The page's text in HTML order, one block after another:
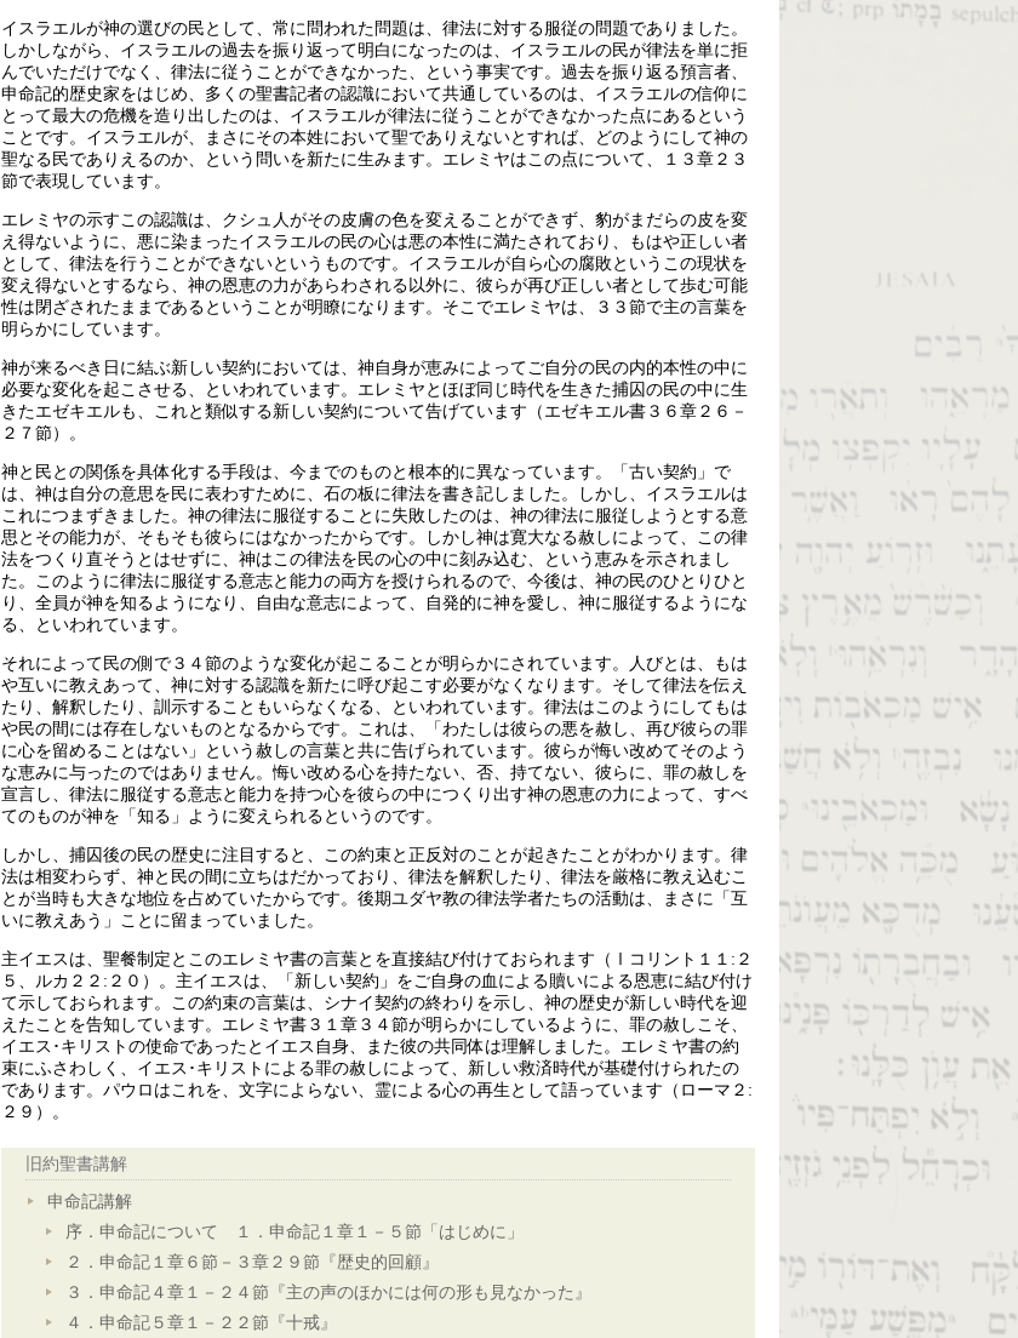
イスラエルが神の選びの民として、常に問われた問題は、律法に対する服従の問題でありました。
しかしながら、イスラエルの過去を振り返って明白になったのは、イスラエルの民が律法を単に拒
んでいただけでなく、律法に従うことができなかった、という事実です。過去を振り返る預言者、
申命記的歴史家をはじめ、多くの聖書記者の認識において共通しているのは、イスラエルの信仰に
とって最大の危機を造り出したのは、イスラエルが律法に従うことができなかった点にあるという
ことです。イスラエルが、まさにその本姓において聖でありえないとすれば、どのようにして神の
聖なる民でありえるのか、という問いを新たに生みます。エレミヤはこの点について、１３章２３
節で表現しています。
エレミヤの示すこの認識は、クシュ人がその皮膚の色を変えることができず、豹がまだらの皮を変
え得ないように、悪に染まったイスラエルの民の心は悪の本性に満たされており、もはや正しい者
として、律法を行うことができないというものです。イスラエルが自ら心の腐敗というこの現状を
変え得ないとするなら、神の恩恵の力があらわされる以外に、彼らが再び正しい者として歩む可能
性は閉ざされたままであるということが明瞭になります。そこでエレミヤは、３３節で主の言葉を
明らかにしています。
神が来るべき日に結ぶ新しい契約においては、神自身が恵みによってご自分の民の内的本性の中に
必要な変化を起こさせる、といわれています。エレミヤとほぼ同じ時代を生きた捕囚の民の中に生
きたエゼキエルも、これと類似する新しい契約について告げています（エゼキエル書３６章２６－
２７節）。
神と民との関係を具体化する手段は、今までのものと根本的に異なっています。「古い契約」で
は、神は自分の意思を民に表わすために、石の板に律法を書き記しました。しかし、イスラエルは
これにつまずきました。神の律法に服従することに失敗したのは、神の律法に服従しようとする意
思とその能力が、そもそも彼らにはなかったからです。しかし神は寛大なる赦しによって、この律
法をつくり直そうとはせずに、神はこの律法を民の心の中に刻み込む、という恵みを示されまし
た。このように律法に服従する意志と能力の両方を授けられるので、今後は、神の民のひとりひと
り、全員が神を知るようになり、自由な意志によって、自発的に神を愛し、神に服従するようにな
る、といわれています。
それによって民の側で３４節のような変化が起こることが明らかにされています。人びとは、もは
や互いに教えあって、神に対する認識を新たに呼び起こす必要がなくなります。そして律法を伝え
たり、解釈したり、訓示することもいらなくなる、といわれています。律法はこのようにしてもは
や民の間には存在しないものとなるからです。これは、「わたしは彼らの悪を赦し、再び彼らの罪
に心を留めることはない」という赦しの言葉と共に告げられています。彼らが悔い改めてそのよう
な恵みに与ったのではありません。悔い改める心を持たない、否、持てない、彼らに、罪の赦しを
宣言し、律法に服従する意志と能力を持つ心を彼らの中につくり出す神の恩恵の力によって、すべ
てのものが神を「知る」ように変えられるというのです。
しかし、捕囚後の民の歴史に注目すると、この約束と正反対のことが起きたことがわかります。律
法は相変わらず、神と民の間に立ちはだかっており、律法を解釈したり、律法を厳格に教え込むこ
とが当時も大きな地位を占めていたからです。後期ユダヤ教の律法学者たちの活動は、まさに「互
いに教えあう」ことに留まっていました。
主イエスは、聖餐制定とこのエレミヤ書の言葉とを直接結び付けておられます（Ⅰコリント１１:２
５、ルカ２２:２０）。主イエスは、「新しい契約」をご自身の血による贖いによる恩恵に結び付け
て示しておられます。この約束の言葉は、シナイ契約の終わりを示し、神の歴史が新しい時代を迎
えたことを告知しています。エレミヤ書３１章３４節が明らかにしているように、罪の赦しこそ、
イエス･キリストの使命であったとイエス自身、また彼の共同体は理解しました。エレミヤ書の約
束にふさわしく、イエス･キリストによる罪の赦しによって、新しい救済時代が基礎付けられたの
であります。パウロはこれを、文字によらない、霊による心の再生として語っています（ローマ２:
２９）。
旧約聖書講解
申命記講解
序．申命記について １．申命記１章１－５節「はじめに」
２．申命記１章６節－３章２９節『歴史的回顧』
３．申命記４章１－２４節『主の声のほかには何の形も見なかった』
４．申命記５章１－２２節『十戒』